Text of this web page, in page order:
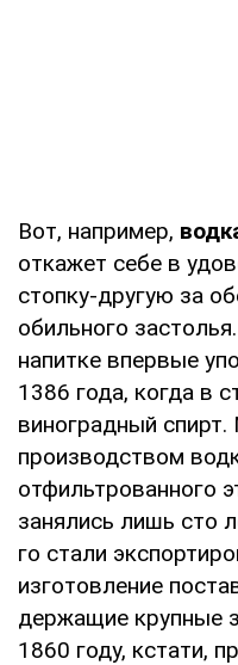
Вот, например,
откажет себе в
стопку-другую за
обильного
напитке впервые
1386 года, когда в
виноградный
производством
отфильтрованного
занялись лишь сто
го стали
изготовление
держащие крупные
1860 году, кстати,